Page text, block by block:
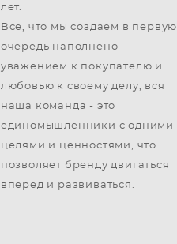
лет.
Все, что мы создаем в первую
очередь наполнено
уважением к покупателю и
любовью к своему делу, вся
наша команда - это
единомышленники с одними
целями и ценностями, что
позволяет бренду двигаться
вперед и развиваться.